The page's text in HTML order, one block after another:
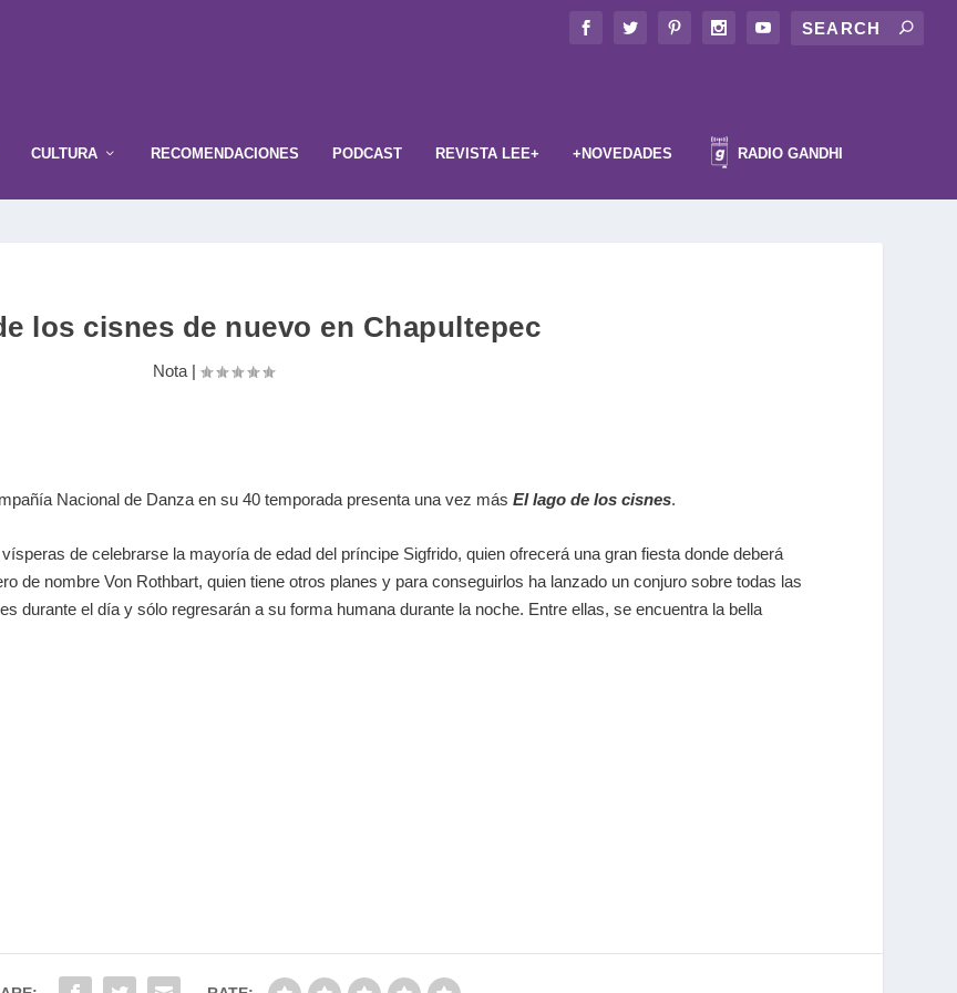
CULTURA RECOMENDACIONES PODCAST REVISTA LEE+ +NOVEDADES RADIO GANDHI
los cisnes de nuevo en Chapultepec
Nota|
Nacional de Danza en su 40 temporada presenta una vez másEl lago de los cisnes.
de celebrarse la mayoría de edad del príncipe Sigfrido, quien ofrecerá una gran fiesta donde deberá
de nombre Von Rothbart, quien tiene otros planes y para conseguirlos ha lanzado un conjuro sobre todas las
durante el día y sólo regresarán a su forma humana durante la noche. Entre ellas, se encuentra la bella